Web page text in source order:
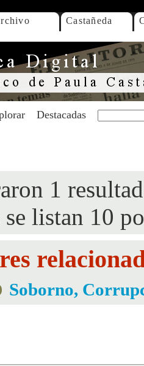
Castañeda
Destacadas
1
se listan 10
Soborno,